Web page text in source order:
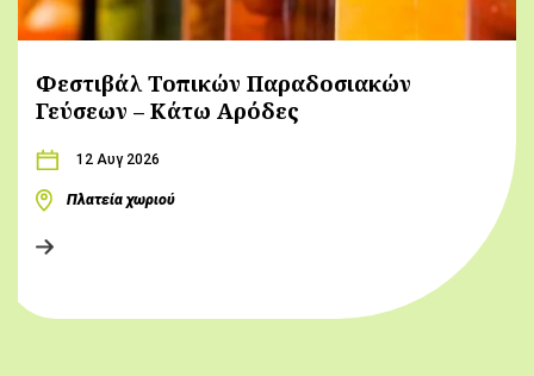
Φεστιβάλ Τοπικών Παραδοσιακών
Γεύσεων – Κάτω Αρόδες
12 Αυγ 2026
Πλατεία χωριού